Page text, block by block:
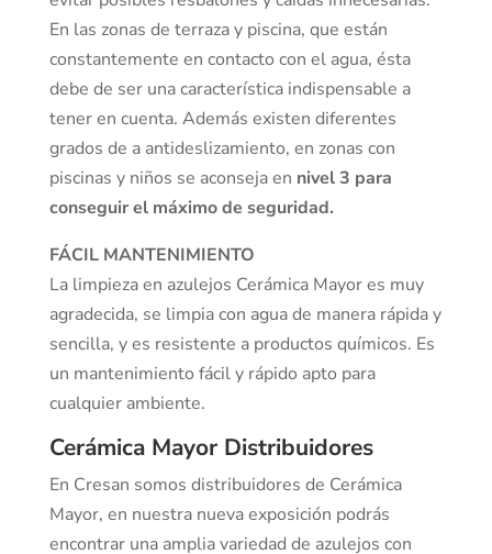
En las zonas de terraza y piscina, que están
constantemente en contacto con el agua, ésta
debe de ser una característica indispensable a
tener en cuenta. Además existen diferentes
grados de a antideslizamiento, en zonas con
piscinas y niños se aconseja en nivel 3 para
conseguir el máximo de seguridad.
FÁCIL MANTENIMIENTO
La limpieza en azulejos Cerámica Mayor es muy
agradecida, se limpia con agua de manera rápida y
sencilla, y es resistente a productos químicos. Es
un mantenimiento fácil y rápido apto para
cualquier ambiente.
Cerámica Mayor Distribuidores
En Cresan somos distribuidores de Cerámica
Mayor, en nuestra nueva exposición podrás
encontrar una amplia variedad de azulejos con